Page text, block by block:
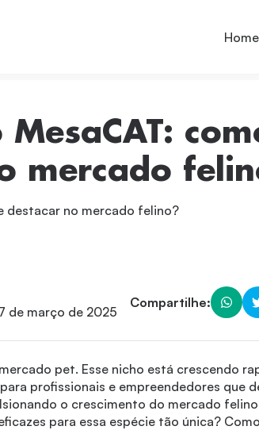
Home
mercado
destacar no mercado felino?
de março de 2025
Compartilhe:
pet. Esse nicho está crescendo
profissionais e empreendedores que
o crescimento do mercado
para essa espécie tão única?